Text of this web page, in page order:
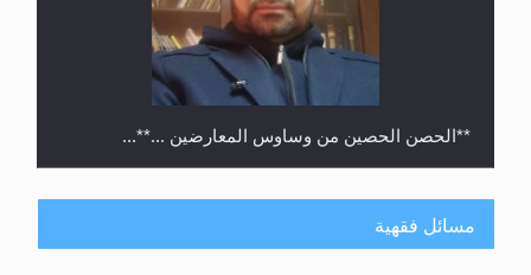
**الحصن الحصين من وساوس المعارضين ...**...
مسائل فقهية